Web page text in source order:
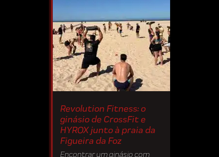
Revolution Fitness: o
ginásio de CrossFit e
HYROX junto à praia da
Figueira da Foz
Encontrar um ginásio com